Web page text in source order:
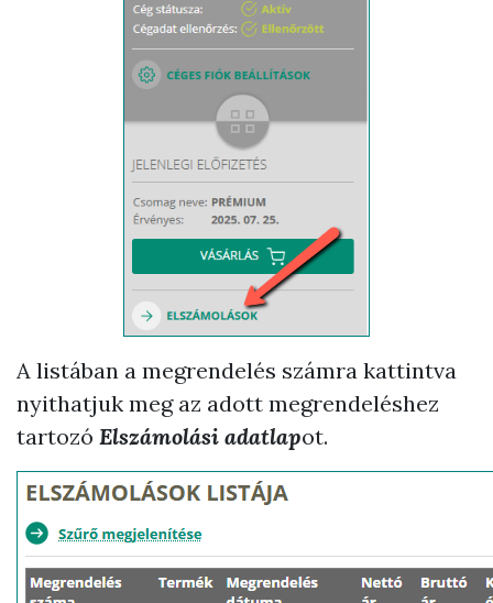
A listában a megrendelés számra kattintva
nyithatjuk meg az adott megrendeléshez
tartozó Elszámolási adatlapot.